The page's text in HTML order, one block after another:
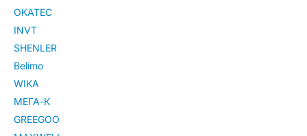
OKATEC
INVT
SHENLER
Belimo
WIKA
МЕГА-К
GREEGOO